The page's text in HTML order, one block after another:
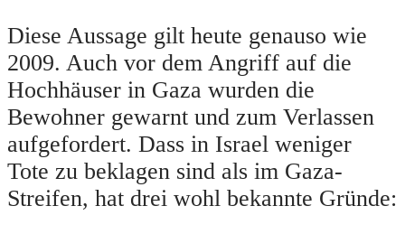
Diese Aussage gilt heute genauso wie
2009. Auch vor dem Angriff auf die
Hochhäuser in Gaza wurden die
Bewohner gewarnt und zum Verlassen
aufgefordert. Dass in Israel weniger
Tote zu beklagen sind als im Gaza-
Streifen, hat drei wohl bekannte Gründe: